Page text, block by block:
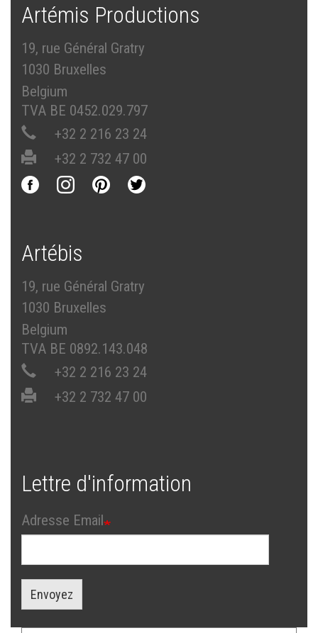
Artémis Productions
19, rue Général Gratry
1030 Bruxelles
Belgium
TVA BE 0452.029.797
+32 2 216 23 24
+32 2 732 47 00
Artébis
19, rue Général Gratry
1030 Bruxelles
Belgium
TVA BE 0892.143.048
+32 2 216 23 24
+32 2 732 47 00
Lettre d'information
Adresse Email
Envoyez